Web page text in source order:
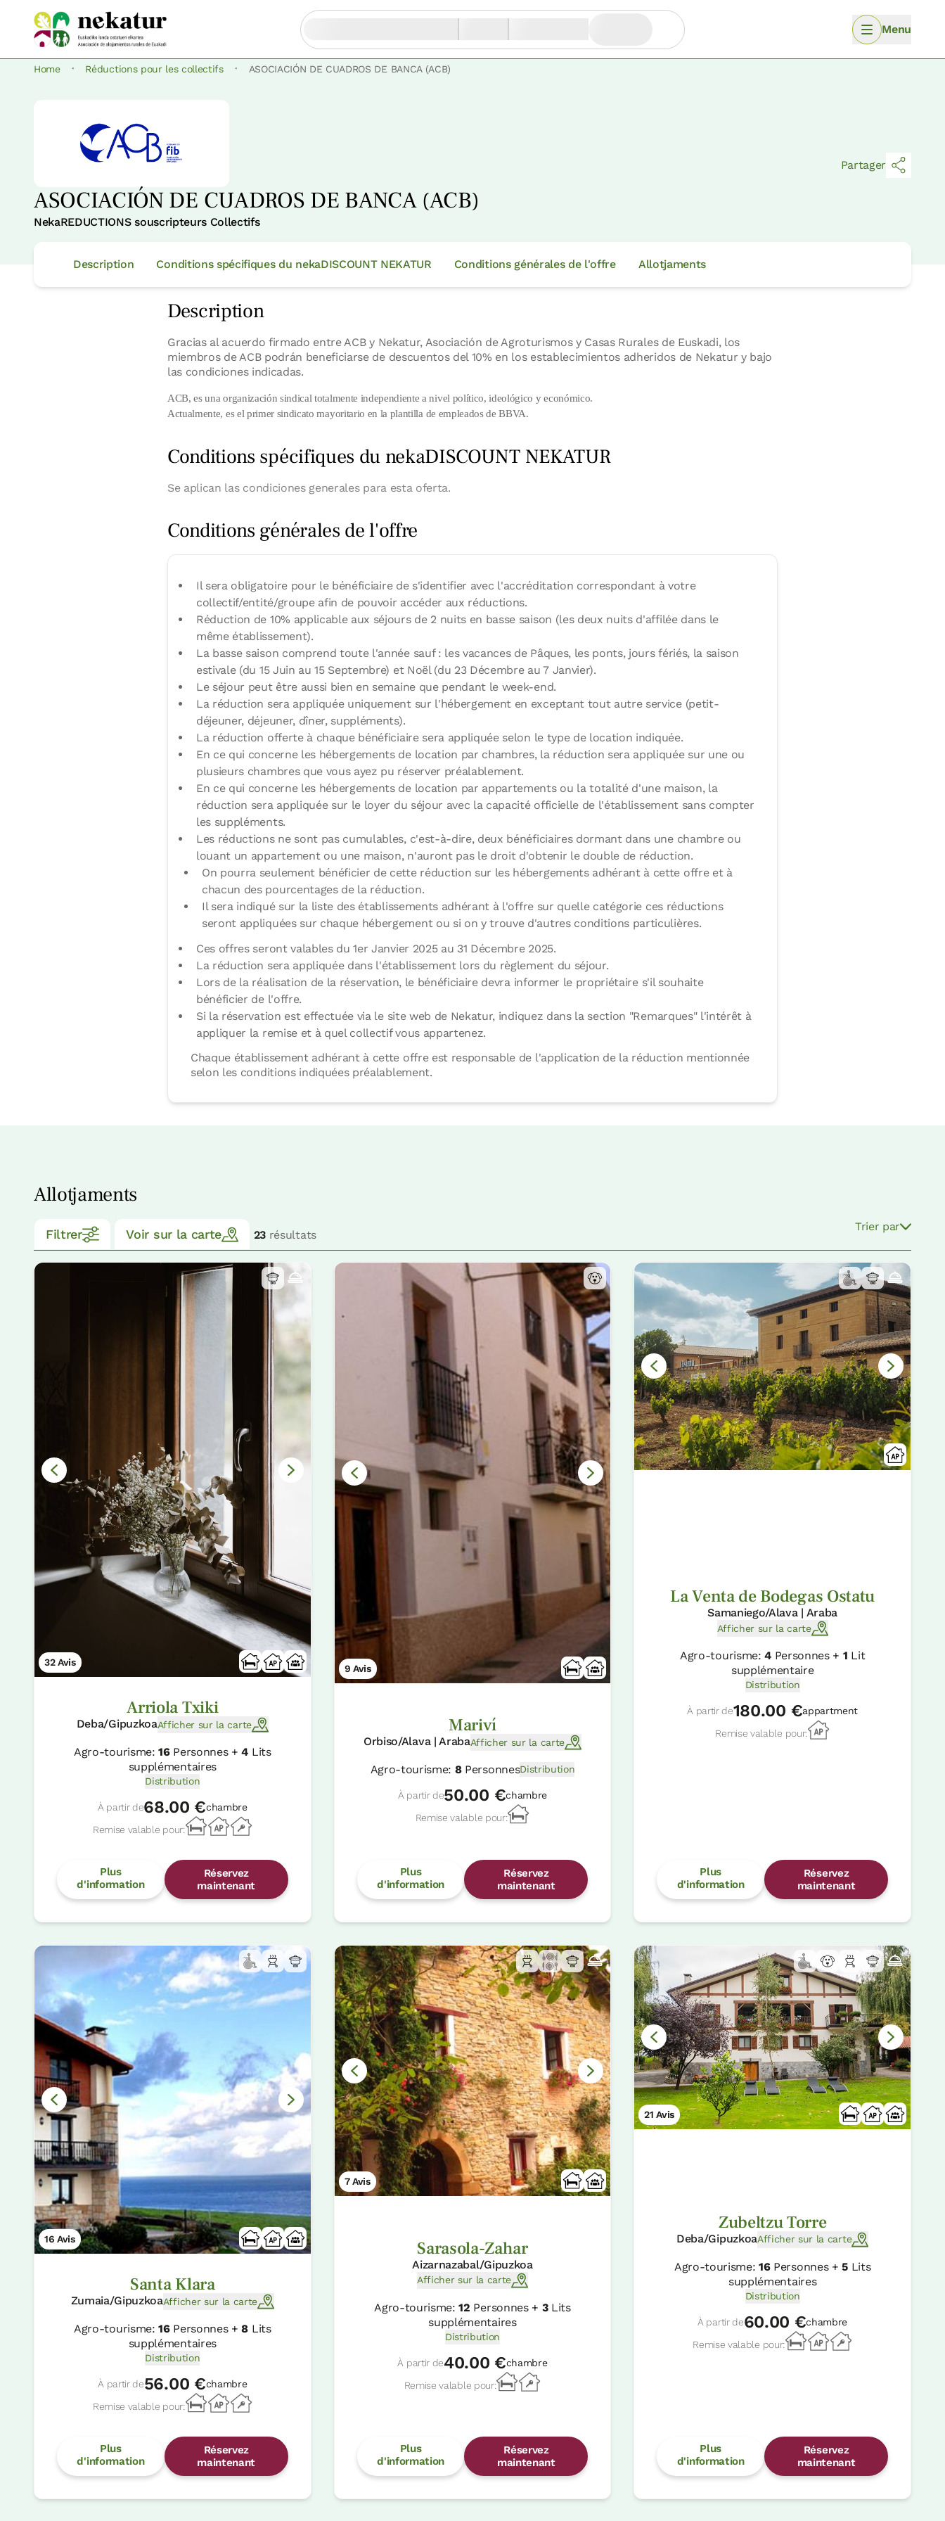
Menu
Home · Réductions pour les collectifs · ASOCIACIÓN DE CUADROS DE BANCA (ACB)
ASOCIACIÓN DE CUADROS DE BANCA (ACB)
NekaREDUCTIONS souscripteurs Collectifs
Partager
Description Conditions spécifiques du nekaDISCOUNT NEKATUR Conditions générales de l'offre Allotjaments
Description
Gracias al acuerdo firmado entre ACB y Nekatur, Asociación de Agroturismos y Casas Rurales de Euskadi, los
miembros de ACB podrán beneficiarse de descuentos del 10% en los establecimientos adheridos de Nekatur y bajo
las condiciones indicadas.
ACB, es una organización sindical totalmente independiente a nivel político, ideológico y económico.
Actualmente, es el primer sindicato mayoritario en la plantilla de empleados de BBVA.
Conditions spécifiques du nekaDISCOUNT NEKATUR
Se aplican las condiciones generales para esta oferta.
Conditions générales de l'offre
Il sera obligatoire pour le bénéficiaire de s'identifier avec l'accréditation correspondant à votre
collectif/entité/groupe afin de pouvoir accéder aux réductions.
Réduction de 10% applicable aux séjours de 2 nuits en basse saison (les deux nuits d'affilée dans le
même établissement).
La basse saison comprend toute l'année sauf : les vacances de Pâques, les ponts, jours fériés, la saison
estivale (du 15 Juin au 15 Septembre) et Noël (du 23 Décembre au 7 Janvier).
Le séjour peut être aussi bien en semaine que pendant le week-end.
La réduction sera appliquée uniquement sur l'hébergement en exceptant tout autre service (petit-
déjeuner, déjeuner, dîner, suppléments).
La réduction offerte à chaque bénéficiaire sera appliquée selon le type de location indiquée.
En ce qui concerne les hébergements de location par chambres, la réduction sera appliquée sur une ou
plusieurs chambres que vous ayez pu réserver préalablement.
En ce qui concerne les hébergements de location par appartements ou la totalité d'une maison, la
réduction sera appliquée sur le loyer du séjour avec la capacité officielle de l'établissement sans compter
les suppléments.
Les réductions ne sont pas cumulables, c'est-à-dire, deux bénéficiaires dormant dans une chambre ou
louant un appartement ou une maison, n'auront pas le droit d'obtenir le double de réduction.
On pourra seulement bénéficier de cette réduction sur les hébergements adhérant à cette offre et à
chacun des pourcentages de la réduction.
Il sera indiqué sur la liste des établissements adhérant à l'offre sur quelle catégorie ces réductions
seront appliquées sur chaque hébergement ou si on y trouve d'autres conditions particulières.
Ces offres seront valables du 1er Janvier 2025 au 31 Décembre 2025.
La réduction sera appliquée dans l'établissement lors du règlement du séjour.
Lors de la réalisation de la réservation, le bénéficiaire devra informer le propriétaire s'il souhaite
bénéficier de l'offre.
Si la réservation est effectuée via le site web de Nekatur, indiquez dans la section "Remarques" l'intérêt à
appliquer la remise et à quel collectif vous appartenez.
Chaque établissement adhérant à cette offre est responsable de l'application de la réduction mentionnée
selon les conditions indiquées préalablement.
Allotjaments
Filtrer Voir sur la carte 23 résultats
Trier par
32 Avis
Arriola Txiki
Deba/GipuzkoaAfficher sur la carte
Agro-tourisme:16Personnes +4 Lits
supplémentaires
Distribution
À partir de68.00 €chambre
Remise valable pour:
Plus
d'information
Réservez
maintenant
9 Avis
Mariví
Orbiso/Alava | ArabaAfficher sur la carte
Agro-tourisme: 8PersonnesDistribution
À partir de50.00 €chambre
Remise valable pour:
Plus
d'information
Réservez
maintenant
La Venta de Bodegas Ostatu
Samaniego/Alava | Araba
Afficher sur la carte
Agro-tourisme:4Personnes + 1 Lit
supplémentaire
Distribution
À partir de180.00 €appartment
Remise valable pour:
Plus
d'information
Réservez
maintenant
16 Avis
Santa Klara
Zumaia/GipuzkoaAfficher sur la carte
Agro-tourisme:16Personnes +8 Lits
supplémentaires
Distribution
À partir de56.00 €chambre
Remise valable pour:
Plus
d'information
Réservez
maintenant
7 Avis
Sarasola-Zahar
Aizarnazabal/Gipuzkoa
Afficher sur la carte
Agro-tourisme:12 Personnes + 3Lits
supplémentaires
Distribution
À partir de40.00 €chambre
Remise valable pour:
Plus
d'information
Réservez
maintenant
21 Avis
Zubeltzu Torre
Deba/GipuzkoaAfficher sur la carte
Agro-tourisme:16Personnes +5Lits
supplémentaires
Distribution
À partir de60.00 €chambre
Remise valable pour:
Plus
d'information
Réservez
maintenant